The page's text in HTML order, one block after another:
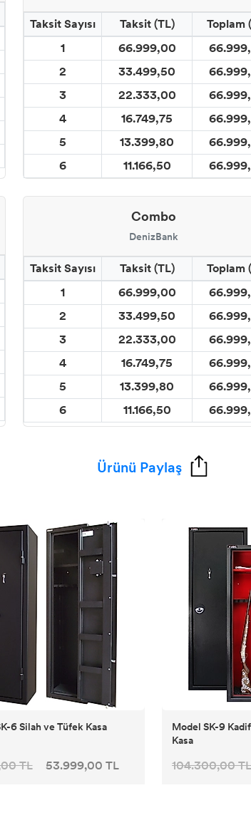
Taksit Sayısı Taksit (TL)
Toplam
1
66.999,00
2
33.499,50
3
22.333,00
4
16.749,75
5
13.399,80
6
11.166,50
Combo
DenizBank
Taksit Sayısı Taksit (TL)
Toplam
1
66.999,00
2
33.499,50
3
22.333,00
4
16.749,75
5
13.399,80
6
11.166,50
Ürünü Paylaş
6 Silah ve Tüfek Kasa
TL 53.999,00 TL
Model SK-9
Kasa
104.300,00 TL